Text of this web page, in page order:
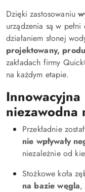
Dzięki zastosowaniu
urządzenia są w
działaniem słonej
projektowany,
zakładach firmy
na każdym etapie.
niezawodna
Przekładnie
nie wpływały
niezależnie od
Stożkowe koła
na bazie węgla,